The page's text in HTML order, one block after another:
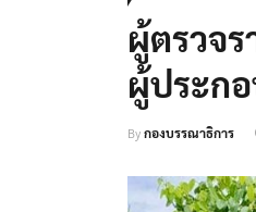
ผู้ตรวจ
ผู้ประก
Byกองบรรณาธิการ